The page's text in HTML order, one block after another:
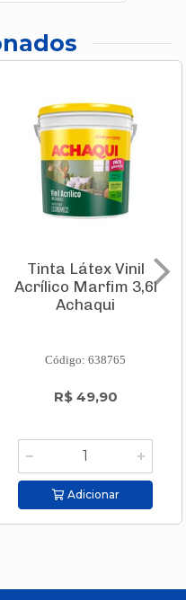
Tinta Látex Vinil
Acrílico Marfim 3,6l
Achaqui
Código: 638765
R$ 49,90
Adicionar